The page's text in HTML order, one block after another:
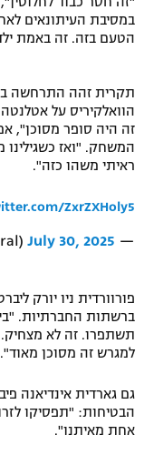
לוח דרושים – ג'ובנט
המגזין
במסיבת העיתונאים
הטעם בזה. זה באמת
הוואלקיריס על
זה היה סופר מסוכן",
המשחק. "ואז
ראיתי משהו כזה".
ZxrZXHoly5
— NBACentral (@TheDunkCentral)
July 30, 2025
פורוורדית ניו יורק
ברשתות החברתיות.
תשתפרו. זה לא מצחיק.
למגרש זה מסוכן מאוד".
גם גארדית אינדיאנה
הבטיחות: "תפסיקו
אחת מאיתנו".